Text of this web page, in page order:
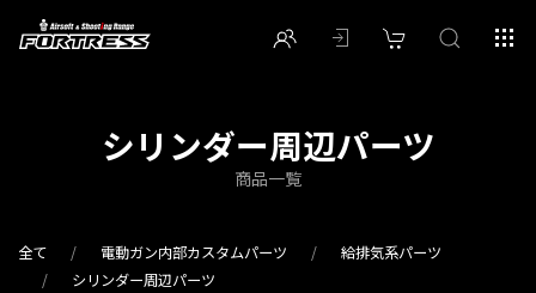
シリンダー周辺パーツ
商品一覧
全て 電動ガン内部カスタムパーツ
給排気系パーツ
シリンダー周辺パーツ